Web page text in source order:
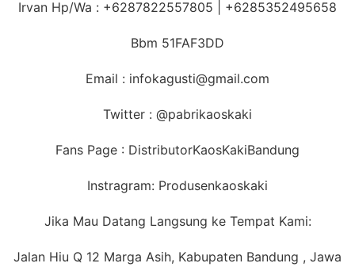
Irvan Hp/Wa : +6287822557805 | +6285352495658
Bbm 51FAF3DD
Email : infokagusti@gmail.com
Twitter : @pabrikaoskaki
Fans Page : DistributorKaosKakiBandung
Instragram: Produsenkaoskaki
Jika Mau Datang Langsung ke Tempat Kami:
Jalan Hiu Q 12 Marga Asih, Kabupaten Bandung , Jawa